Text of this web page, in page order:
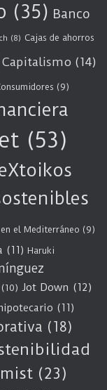
(35) Banco
(8) Cajas de ahorros
Capitalismo (14)
(9)
(53)
el Mediterráneo (9)
(11) Haruki
(10) Jot Down (12)
(11)
(18)
(23)